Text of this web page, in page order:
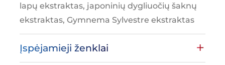
lapų ekstraktas, japoninių dygliuočių šaknų
ekstraktas, Gymnema Sylvestre ekstraktas
Įspėjamieji ženklai